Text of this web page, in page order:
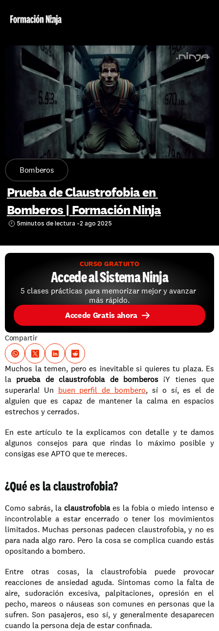
Bomberos
Prueba de Claustrofobia en
Bomberos | Formación Ninja
5minutos de lectura -2 ago 2025
CURSO GRATUITO
Accede al Sistema Ninja
5 clases prácticas para memorizar mejor y avanzar
más rápido.
Accede Gratis ahora
Compartir
Muchos la temen, pero es inevitable si quieres tu plaza. Es
la prueba de claustrofobia de bomberos ¡Y tienes que
superarla! Un buen perfil de bombero, sí o sí, es el de
alguien que es capaz de mantener la calma en espacios
estrechos y cerrados.
En este artículo te la explicamos con detalle y te damos
algunos consejos para que rindas lo máximo posible y
consigas ese APTO que te mereces.
¿Qué es la claustrofobia?
Como sabrás, la claustrofobia es la fobia o miedo intenso e
incontrolable a estar encerrado o tener los movimientos
limitados. Muchas personas padecen claustrofobia, y no es
para nada algo raro. Pero la cosa se complica cuando estás
opositando a bombero.
Entre otras cosas, la claustrofobia puede provocar
reacciones de ansiedad aguda. Síntomas como la falta de
aire, sudoración excesiva, palpitaciones, opresión en el
pecho, mareos o náuseas son comunes en personas que la
sufren. Son pasajeros, eso sí, y generalmente desaparecen
cuando la persona deja de estar confinada.